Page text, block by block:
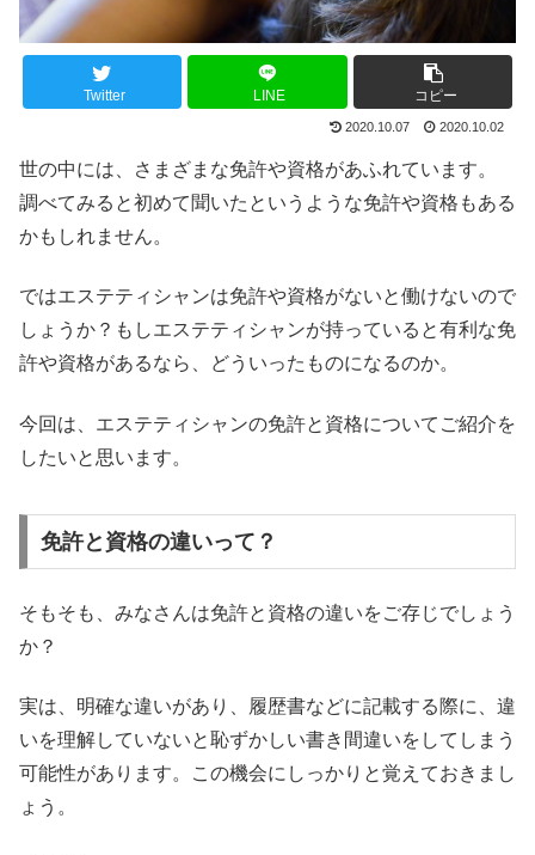
Twitter LINE コピー
2020.10.07 2020.10.02
世の中には、さまざまな免許や資格があふれています。
調べてみると初めて聞いたというような免許や資格もある
かもしれません。
ではエステティシャンは免許や資格がないと働けないので
しょうか？もしエステティシャンが持っていると有利な免
許や資格があるなら、どういったものになるのか。
今回は、エステティシャンの免許と資格についてご紹介を
したいと思います。
免許と資格の違いって？
そもそも、みなさんは免許と資格の違いをご存じでしょう
か？
実は、明確な違いがあり、履歴書などに記載する際に、違
いを理解していないと恥ずかしい書き間違いをしてしまう
可能性があります。この機会にしっかりと覚えておきまし
ょう。